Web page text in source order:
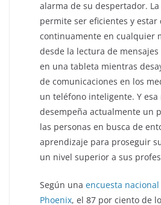
alarma de su despertador.
permite ser eficientes y estar
continuamente en cualquier
desde la lectura de
en una tableta mientras
de comunicaciones en los
un teléfono inteligente. Y
desempeña actualmente un
las personas en busca de
aprendizaje para proseguir
un nivel superior a sus
Según una encuesta nacional
Phoenix, el 87 por ciento de